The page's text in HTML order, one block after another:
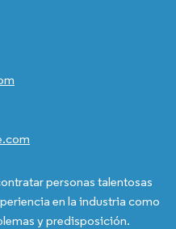
personas talentosas
en la industria como
y predisposición.